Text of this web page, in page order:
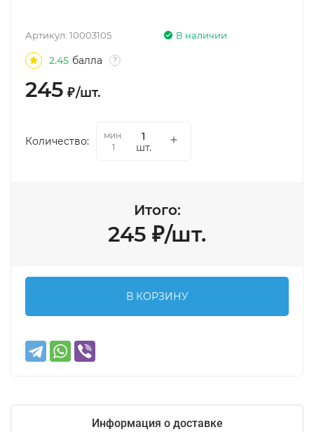
В наличии
Артикул: 10003105
2.45 балла ?
245 ₽/шт.
Количество:
мин.
1
шт.
Итого:
245 ₽/шт.
В КОРЗИНУ
Информация о доставке